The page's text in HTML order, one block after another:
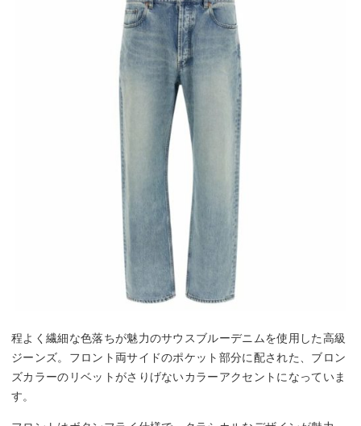
程よく繊細な色落ちが魅力のサウスブルーデニムを使用した高級
ジーンズ。フロント両サイドのポケット部分に配された、ブロン
ズカラーのリベットがさりげないカラーアクセントになっていま
す。